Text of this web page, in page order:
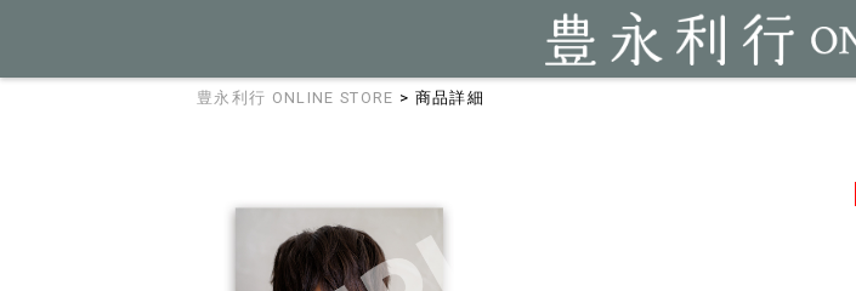
豊永利行 ONLINE STORE > 商品詳細